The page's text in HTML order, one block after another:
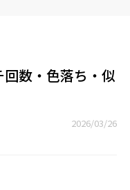
数・色落ち・似
2026/03/26